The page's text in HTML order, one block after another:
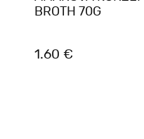
BROTH 70G
1.60 €